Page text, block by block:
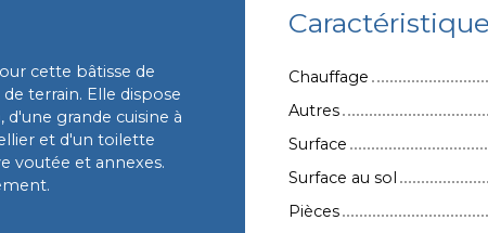
cette bâtisse de
terrain. Elle dispose
d'une grande cuisine à
et d'un toilette
voutée et annexes.
Chauffage
Autres
Surface
Surface au sol
Pièces